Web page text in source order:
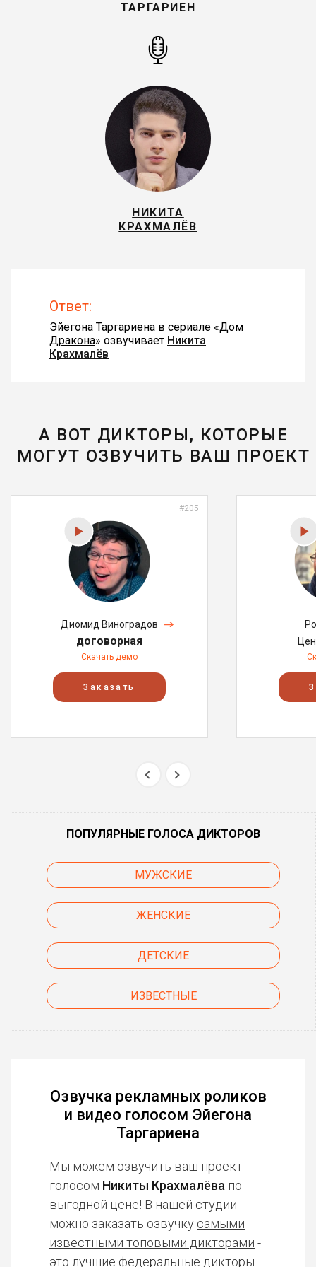
ТАРГАРИЕН
НИКИТА
КРАХМАЛЁВ
Ответ:
Эйегона Таргариена в сериале «Дом
Дракона» озвучивает Никита
Крахмалёв
А ВОТ ДИКТОРЫ, КОТОРЫЕ
МОГУТ ОЗВУЧИТЬ ВАШ ПРОЕКТ
#205
Диомид Виноградов
договорная
Скачать демо
Заказать
ПОПУЛЯРНЫЕ ГОЛОСА ДИКТОРОВ
МУЖСКИЕ
ЖЕНСКИЕ
ДЕТСКИЕ
ИЗВЕСТНЫЕ
Озвучка рекламных роликов
и видео голосом Эйегона
Таргариена
Мы можем озвучить ваш проект
голосом Никиты Крахмалёва по
выгодной цене! В нашей студии
можно заказать озвучку самыми
известными топовыми дикторами -
это лучшие федеральные дикторы